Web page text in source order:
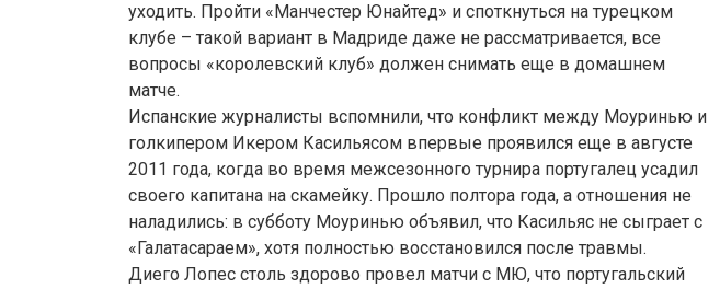
уходить. Пройти «Манчестер Юнайтед» и споткнуться на турецком
клубе – такой вариант в Мадриде даже не рассматривается, все
вопросы «королевский клуб» должен снимать еще в домашнем
матче.
Испанские журналисты вспомнили, что конфликт между Моуринью и
голкипером Икером Касильясом впервые проявился еще в августе
2011 года, когда во время межсезонного турнира португалец усадил
своего капитана на скамейку. Прошло полтора года, а отношения не
наладились: в субботу Моуринью объявил, что Касильяс не сыграет с
«Галатасараем», хотя полностью восстановился после травмы.
Диего Лопес столь здорово провел матчи с МЮ, что португальский